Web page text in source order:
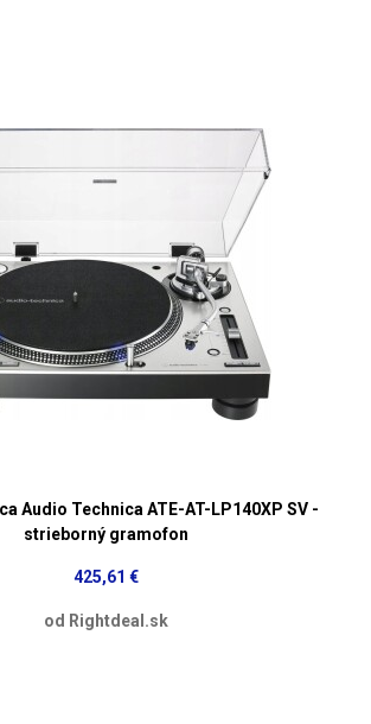
Audio Technica ATE-AT-LP140XP SV -
strieborný gramofon
425,61 €
od Rightdeal.sk